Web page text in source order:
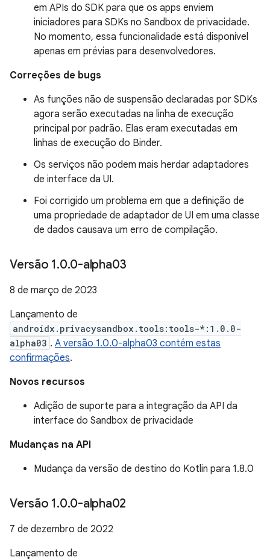
em APIs do SDK para que os apps enviem
iniciadores para SDKs no Sandbox de privacidade.
No momento, essa funcionalidade está disponível
apenas em prévias para desenvolvedores.
Correções de bugs
As funções não de suspensão declaradas por SDKs
agora serão executadas na linha de execução
principal por padrão. Elas eram executadas em
linhas de execução do Binder.
Os serviços não podem mais herdar adaptadores
de interface da UI.
Foi corrigido um problema em que a definição de
uma propriedade de adaptador de UI em uma classe
de dados causava um erro de compilação.
Versão 1.0.0-alpha03
8 de março de 2023
Lançamento de
androidx.privacysandbox.tools:tools-*:1.0.0-
alpha03 . A versão 1.0.0-alpha03 contém estas
confirmações.
Novos recursos
Adição de suporte para a integração da API da
interface do Sandbox de privacidade
Mudanças na API
Mudança da versão de destino do Kotlin para 1.8.0
Versão 1.0.0-alpha02
7 de dezembro de 2022
Lançamento de